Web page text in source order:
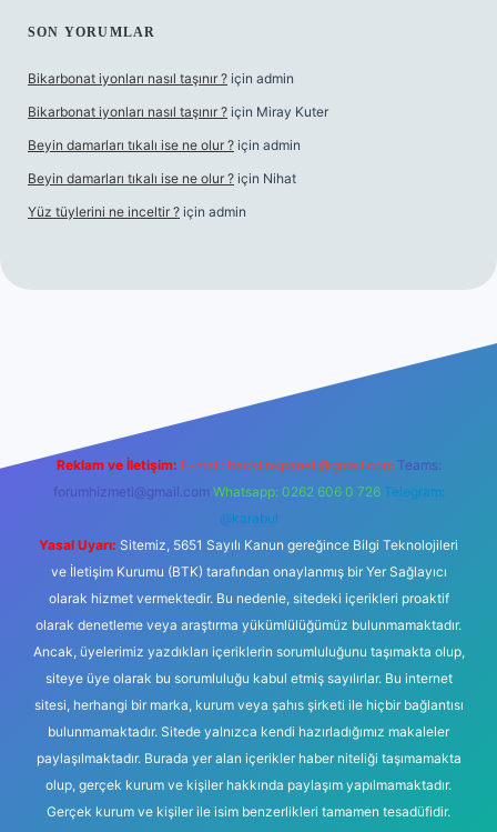
SON YORUMLAR
Bikarbonat iyonları nasıl taşınır ? için admin
Bikarbonat iyonları nasıl taşınır ? için Miray Kuter
Beyin damarları tıkalı ise ne olur ? için admin
Beyin damarları tıkalı ise ne olur ? için Nihat
Yüz tüylerini ne inceltir ? için admin
Reklam ve İletişim: E-mail: backlinkpaneli@gmail.com Teams:
forumhizmeti@gmail.com Whatsapp: 0262 606 0 726 Telegram:
@karabul
Yasal Uyarı: Sitemiz, 5651 Sayılı Kanun gereğince Bilgi Teknolojileri
ve İletişim Kurumu (BTK) tarafından onaylanmış bir Yer Sağlayıcı
olarak hizmet vermektedir. Bu nedenle, sitedeki içerikleri proaktif
olarak denetleme veya araştırma yükümlülüğümüz bulunmamaktadır.
Ancak, üyelerimiz yazdıkları içeriklerin sorumluluğunu taşımakta olup,
siteye üye olarak bu sorumluluğu kabul etmiş sayılırlar. Bu internet
sitesi, herhangi bir marka, kurum veya şahıs şirketi ile hiçbir bağlantısı
bulunmamaktadır. Sitede yalnızca kendi hazırladığımız makaleler
paylaşılmaktadır. Burada yer alan içerikler haber niteliği taşımamakta
olup, gerçek kurum ve kişiler hakkında paylaşım yapılmamaktadır.
Gerçek kurum ve kişiler ile isim benzerlikleri tamamen tesadüfidir.